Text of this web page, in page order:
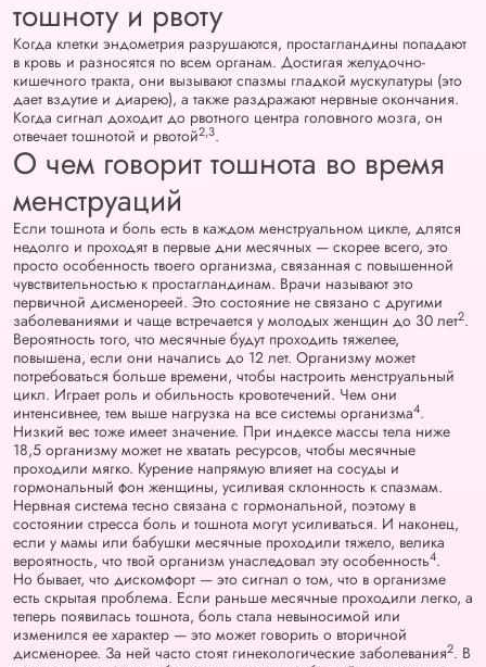
тошноту и рвоту
Когда клетки эндометрия разрушаются, простагландины попадают
в кровь и разносятся по всем органам. Достигая желудочно-
кишечного тракта, они вызывают спазмы гладкой мускулатуры (это
дает вздутие и диарею), а также раздражают нервные окончания.
Когда сигнал доходит до рвотного центра головного мозга, он
отвечает тошнотой и рвотой2,3.
О чем говорит тошнота во время
менструаций
Если тошнота и боль есть в каждом менструальном цикле, длятся
недолго и проходят в первые дни месячных — скорее всего, это
просто особенность твоего организма, связанная с повышенной
чувствительностью к простагландинам. Врачи называют это
первичной дисменореей. Это состояние не связано с другими
заболеваниями и чаще встречается у молодых женщин до 30 лет2.
Вероятность того, что месячные будут проходить тяжелее,
повышена, если они начались до 12 лет. Организму может
потребоваться больше времени, чтобы настроить менструальный
цикл. Играет роль и обильность кровотечений. Чем они
интенсивнее, тем выше нагрузка на все системы организма4.
Низкий вес тоже имеет значение. При индексе массы тела ниже
18,5 организму может не хватать ресурсов, чтобы месячные
проходили мягко. Курение напрямую влияет на сосуды и
гормональный фон женщины, усиливая склонность к спазмам.
Нервная система тесно связана с гормональной, поэтому в
состоянии стресса боль и тошнота могут усиливаться. И наконец,
если у мамы или бабушки месячные проходили тяжело, велика
вероятность, что твой организм унаследовал эту особенность4.
Но бывает, что дискомфорт — это сигнал о том, что в организме
есть скрытая проблема. Если раньше месячные проходили легко, а
теперь появилась тошнота, боль стала невыносимой или
изменился ее характер — это может говорить о вторичной
дисменорее. За ней часто стоят гинекологические заболевания2. В